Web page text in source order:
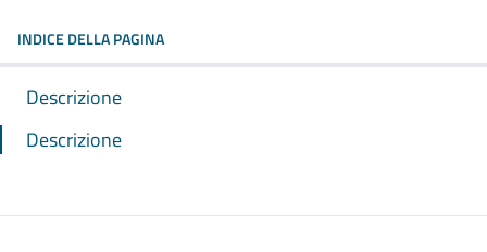
INDICE DELLA PAGINA
Descrizione
Descrizione